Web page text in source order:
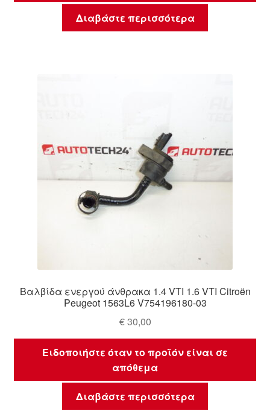
Διαβάστε περισσότερα
Βαλβίδα ενεργού άνθρακα 1.4 VTI 1.6 VTI Citroën
Peugeot 1563L6 V754196180-03
€30,00
Ειδοποιήστε όταν το προϊόν είναι σε
απόθεμα
Διαβάστε περισσότερα